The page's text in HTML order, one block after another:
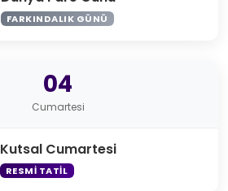
FARKINDALIK GÜNÜ
04
Cumartesi
Kutsal Cumartesi
RESMI TATIL